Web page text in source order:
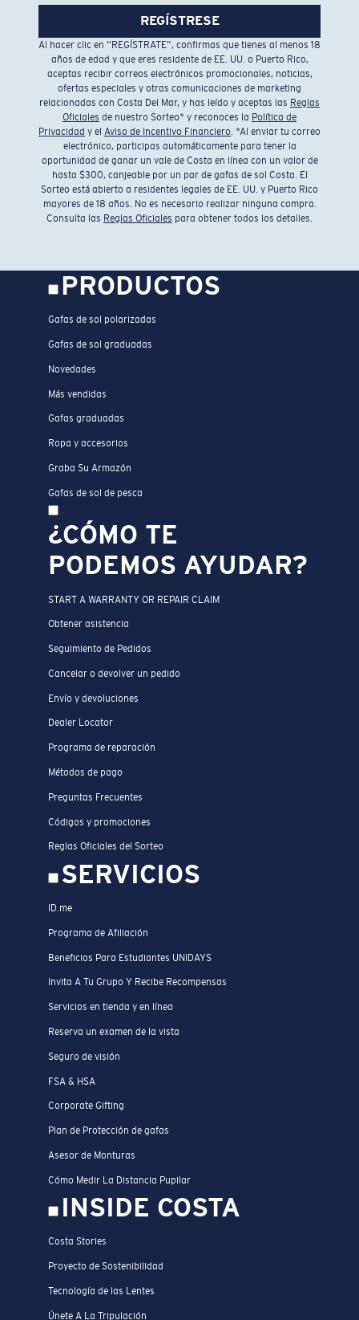
REGÍSTRESE
Al hacer clic en “REGÍSTRATE”, confirmas que tienes al menos 18
años de edad y que eres residente de EE. UU. o Puerto Rico,
aceptas recibir correos electrónicos promocionales, noticias,
ofertas especiales y otras comunicaciones de marketing
relacionadas con Costa Del Mar, y has leído y aceptas las Reglas
Oficiales de nuestro Sorteo* y reconoces la Política de
Privacidad y el Aviso de Incentivo Financiero. *Al enviar tu correo
electrónico, participas automáticamente para tener la
oportunidad de ganar un vale de Costa en línea con un valor de
hasta $300, canjeable por un par de gafas de sol Costa. El
Sorteo está abierto a residentes legales de EE. UU. y Puerto Rico
mayores de 18 años. No es necesario realizar ninguna compra.
Consulta las Reglas Oficiales para obtener todos los detalles.
PRODUCTOS
Gafas de sol polarizadas
Gafas de sol graduadas
Novedades
Más vendidas
Gafas graduadas
Ropa y accesorios
Graba Su Armazón
Gafas de sol de pesca
¿CÓMO TE
PODEMOS AYUDAR?
START A WARRANTY OR REPAIR CLAIM
Obtener asistencia
Seguimiento de Pedidos
Cancelar o devolver un pedido
Envío y devoluciones
Dealer Locator
Programa de reparación
Métodos de pago
Preguntas Frecuentes
Códigos y promociones
Reglas Oficiales del Sorteo
SERVICIOS
ID.me
Programa de Afiliación
Beneficios Para Estudiantes UNIDAYS
Invita A Tu Grupo Y Recibe Recompensas
Servicios en tienda y en línea
Reserva un examen de la vista
Seguro de visión
FSA & HSA
Corporate Gifting
Plan de Protección de gafas
Asesor de Monturas
Cómo Medir La Distancia Pupilar
INSIDE COSTA
Costa Stories
Proyecto de Sostenibilidad
Tecnología de las Lentes
Únete A La Tripulación